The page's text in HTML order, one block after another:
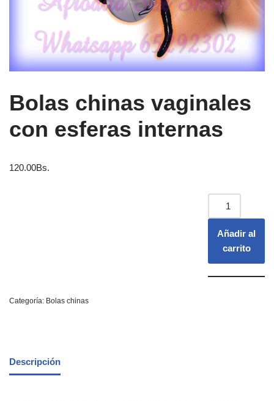
Bolas chinas vaginales
con esferas internas
120.00Bs.
Añadir al
carrito
Categoría: Bolas chinas
Descripción